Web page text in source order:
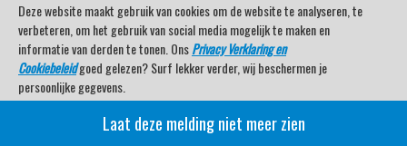
Deze website maakt gebruik van cookies om de website te analyseren, te
verbeteren, om het gebruik van social media mogelijk te maken en
informatie van derden te tonen. OnsPrivacy Verklaring en
Cookiebeleidgoed gelezen? Surf lekker verder, wij beschermen je
persoonlijke gegevens.
Veel kijkplezier met Watersport TV Beleving & Nieuws!
Laat deze melding niet meer zien